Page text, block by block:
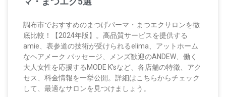
調布市でおすすめのまつげパーマ・まつエクサロンを徹
底比較！【2024年版】。高品質サービスを提供する
amie、表参道の技術が受けられるelima、アットホーム
なヘアメーク パッセージ、メンズ歓迎のANDEW、働く
大人女性を応援するMODE K’sなど、各店舗の特徴、アク
セス、料金情報を一挙公開。詳細はこちらからチェック
して、最適なサロンを見つけましょう。